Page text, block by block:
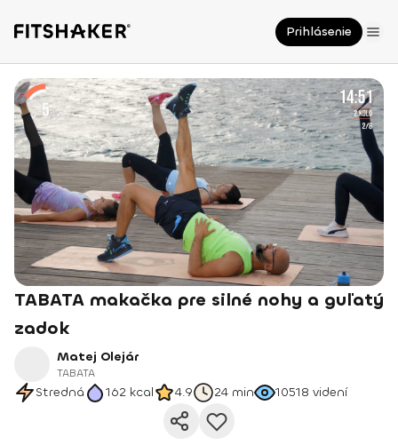
Prihlásenie
TABATA makačka pre silné nohy a guľatý
zadok
Matej Olejár
TABATA
Stredná 162 kcal 4.9 24 min 10518 videní